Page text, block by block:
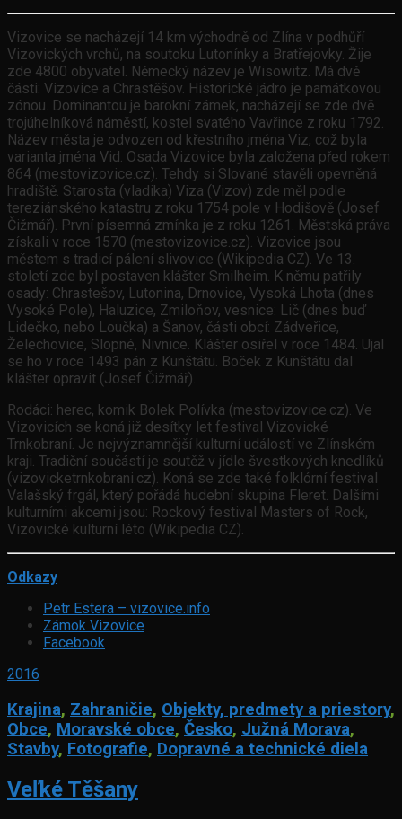
Vizovice se nacházejí 14 km východně od Zlína v podhůří
Vizovických vrchů, na soutoku Lutonínky a Bratřejovky. Žije
zde 4800 obyvatel. Německý název je Wisowitz. Má dvě
části: Vizovice a Chrastěšov. Historické jádro je památkovou
zónou. Dominantou je barokní zámek, nacházejí se zde dvě
trojúhelníková náměstí, kostel svatého Vavřince z roku 1792.
Název města je odvozen od křestního jména Viz, což byla
varianta jména Vid. Osada Vizovice byla založena před rokem
864 (mestovizovice.cz). Tehdy si Slované stavěli opevněná
hradiště. Starosta (vladika) Viza (Vizov) zde měl podle
tereziánského katastru z roku 1754 pole v Hodišově (Josef
Čižmář). První písemná zmínka je z roku 1261. Městská práva
získali v roce 1570 (mestovizovice.cz). Vizovice jsou
městem s tradicí pálení slivovice (Wikipedia CZ). Ve 13.
století zde byl postaven klášter Smilheim. K němu patřily
osady: Chrastešov, Lutonina, Drnovice, Vysoká Lhota (dnes
Vysoké Pole), Haluzice, Zmiloňov, vesnice: Lič (dnes buď
Lidečko, nebo Loučka) a Šanov, části obcí: Zádveřice,
Želechovice, Slopné, Nivnice. Klášter osiřel v roce 1484. Ujal
se ho v roce 1493 pán z Kunštátu. Boček z Kunštátu dal
klášter opravit (Josef Čižmář).
Rodáci: herec, komik Bolek Polívka (mestovizovice.cz). Ve
Vizovicích se koná již desítky let festival Vizovické
Trnkobraní. Je nejvýznamnější kulturní událostí ve Zlínském
kraji. Tradiční součástí je soutěž v jídle švestkových knedlíků
(vizovicketrnkobrani.cz). Koná se zde také folklórní festival
Valašský frgál, který pořádá hudební skupina Fleret. Dalšími
kulturními akcemi jsou: Rockový festival Masters of Rock,
Vizovické kulturní léto (Wikipedia CZ).
Odkazy
Petr Estera – vizovice.info
Zámok Vizovice
Facebook
2016
Krajina, Zahraničie, Objekty, predmety a priestory,
Obce, Moravské obce, Česko, Južná Morava,
Stavby, Fotografie, Dopravné a technické diela
Veľké Těšany